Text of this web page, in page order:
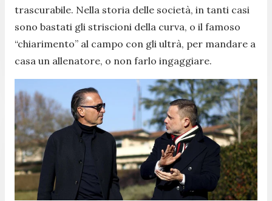
trascurabile. Nella storia delle società, in tanti casi
sono bastati gli striscioni della curva, o il famoso
“chiarimento” al campo con gli ultrà, per mandare a
casa un allenatore, o non farlo ingaggiare.